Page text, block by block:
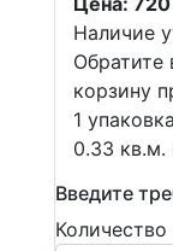
Наличие
Обратите
корзину
1
0.33 кв.м.
Введите